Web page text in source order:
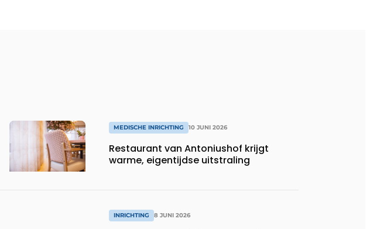
MEDISCHE INRICHTING 10 JUNI 2026
Restaurant van Antoniushof krijgt
warme, eigentijdse uitstraling
INRICHTING 8 JUNI 2026